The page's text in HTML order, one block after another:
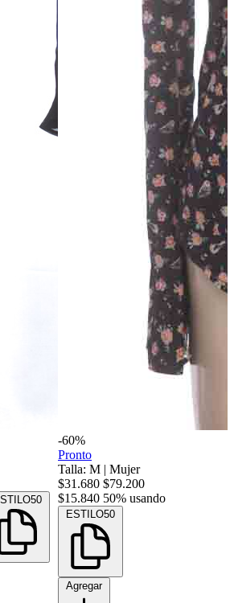
-60%
Pronto
Talla: M | Mujer
$31.680 $79.200
$15.840 50% usando
ESTILO50
Agregar